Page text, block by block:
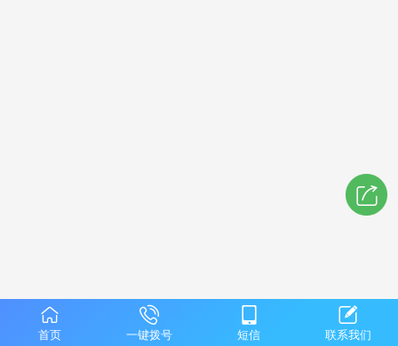
首页 一键拨号 短信 联系我们